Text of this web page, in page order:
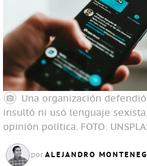
Una organización
insultó ni usó lenguaje
opinión política. FOTO:
por ALEJANDRO